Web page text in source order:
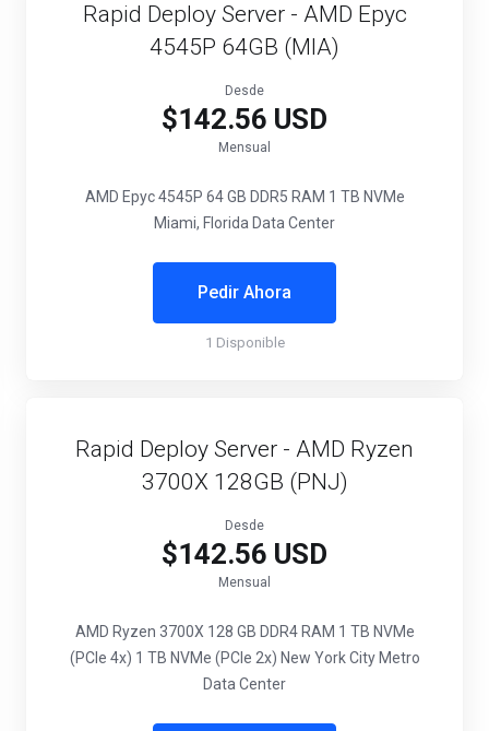
Rapid Deploy Server - AMD Epyc
4545P 64GB (MIA)
Desde
$142.56 USD
Mensual
AMD Epyc 4545P 64 GB DDR5 RAM 1 TB NVMe
Miami, Florida Data Center
Pedir Ahora
1 Disponible
Rapid Deploy Server - AMD Ryzen
3700X 128GB (PNJ)
Desde
$142.56 USD
Mensual
AMD Ryzen 3700X 128 GB DDR4 RAM 1 TB NVMe
(PCIe 4x) 1 TB NVMe (PCIe 2x) New York City Metro
Data Center